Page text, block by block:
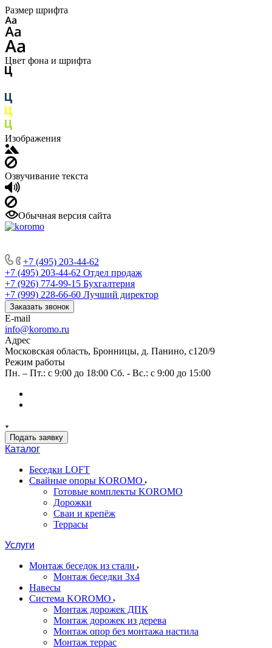
Размер шрифта
Цвет фона и шрифта
Изображения
Озвучивание текста
Обычная версия сайта
+7 (495) 203-44-62
+7 (495) 203-44-62 Отдел продаж
+7 (926) 774-99-15 Бухгалтерия
+7 (999) 228-66-60 Лучший директор
Заказать звонок
E-mail
info@koromo.ru
Адрес
Московская область, Бронницы, д. Панино, с120/9
Режим работы
Пн. – Пт.: с 9:00 до 18:00 Сб. - Вс.: с 9:00 до 15:00
Подать заявку
Каталог
Беседки LOFT
Свайные опоры KOROMO
Готовые комплекты KOROMO
Дорожки
Сваи и крепёж
Террасы
Услуги
Монтаж беседок из стали
Монтаж беседки 3х4
Навесы
Система KOROMO
Монтаж дорожек ДПК
Монтаж дорожек из дерева
Монтаж опор без монтажа настила
Монтаж террас